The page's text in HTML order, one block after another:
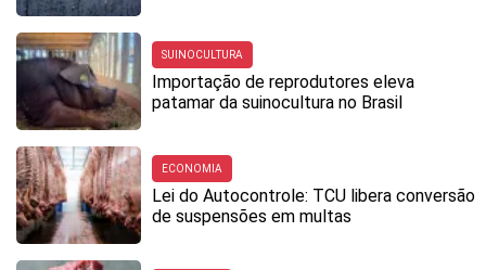
SUINOCULTURA
Importação de reprodutores eleva
patamar da suinocultura no Brasil
ECONOMIA
Lei do Autocontrole: TCU libera conversão
de suspensões em multas